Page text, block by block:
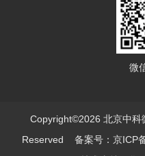
微
Copyright©2026 北京中科
Reserved备案号：京ICP